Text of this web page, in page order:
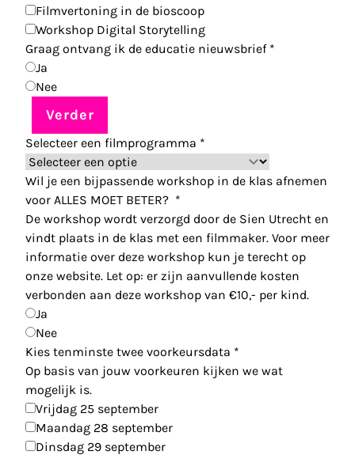
Filmvertoning in de bioscoop
Workshop Digital Storytelling
Graag ontvang ik de educatie nieuwsbrief *
Ja
Nee
Verder
Selecteer een filmprogramma *
Wil je een bijpassende workshop in de klas afnemen
voor ALLES MOET BETER? *
De workshop wordt verzorgd door de Sien Utrecht en
vindt plaats in de klas met een filmmaker. Voor meer
informatie over deze workshop kun je terecht op
onze website. Let op: er zijn aanvullende kosten
verbonden aan deze workshop van €10,- per kind.
Ja
Nee
Kies tenminste twee voorkeursdata *
Op basis van jouw voorkeuren kijken we wat
mogelijk is.
Vrijdag 25 september
Maandag 28 september
Dinsdag 29 september